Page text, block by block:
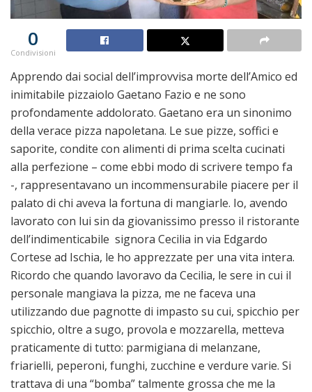
0
Condivisioni
Apprendo dai social dell’improvvisa morte dell’Amico ed
inimitabile pizzaiolo Gaetano Fazio e ne sono
profondamente addolorato. Gaetano era un sinonimo
della verace pizza napoletana. Le sue pizze, soffici e
saporite, condite con alimenti di prima scelta cucinati
alla perfezione – come ebbi modo di scrivere tempo fa
-, rappresentavano un incommensurabile piacere per il
palato di chi aveva la fortuna di mangiarle. Io, avendo
lavorato con lui sin da giovanissimo presso il ristorante
dell’indimenticabile signora Cecilia in via Edgardo
Cortese ad Ischia, le ho apprezzate per una vita intera.
Ricordo che quando lavoravo da Cecilia, le sere in cui il
personale mangiava la pizza, me ne faceva una
utilizzando due pagnotte di impasto su cui, spicchio per
spicchio, oltre a sugo, provola e mozzarella, metteva
praticamente di tutto: parmigiana di melanzane,
friarielli, peperoni, funghi, zucchine e verdure varie. Si
trattava di una “bomba” talmente grossa che me la